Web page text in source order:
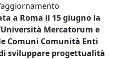
a Roma il 15 giugno la
Mercatorum e
Comuni Comunità Enti
sviluppare progettualità